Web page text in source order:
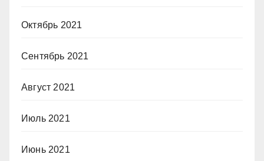
Октябрь 2021
Сентябрь 2021
Август 2021
Июль 2021
Июнь 2021